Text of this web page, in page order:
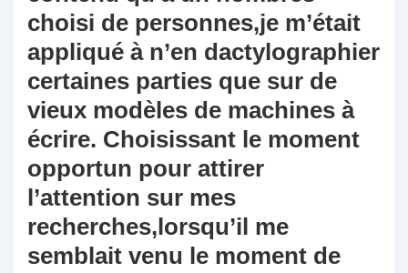
choisi de personnes,je m’était
appliqué à n’en dactylographier
certaines parties que sur de
vieux modèles de machines à
écrire. Choisissant le moment
opportun pour attirer
l’attention sur mes
recherches,lorsqu’il me
semblait venu le moment de